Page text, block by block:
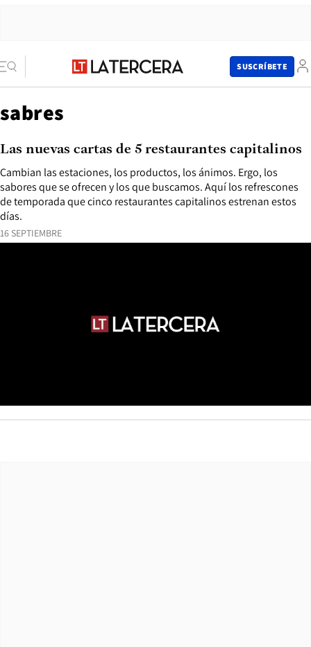
SUSCRÍBETE
sabres
16 SEPTIEMBRE
Cambian las estaciones, los productos, los ánimos. Ergo, los
sabores que se ofrecen y los que buscamos. Aquí los refrescones
de temporada que cinco restaurantes capitalinos estrenan estos
días.
Las nuevas cartas de 5 restaurantes capitalinos